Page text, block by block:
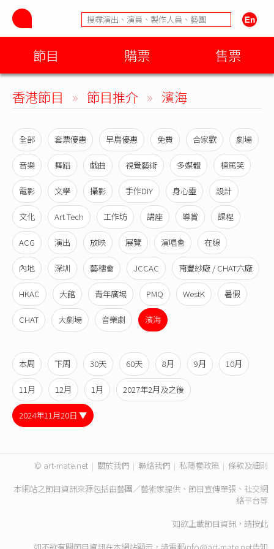
節目 購票 售票
香港節目 » 節目推介 » 濱海
全部 套票優惠 早鳥優惠 免費 合家歡 劇場
音樂 舞蹈 戲曲 視覺藝術 多媒體 棟篤笑
電影 文學 攝影 手作DIY 身心靈 設計
文化 Art Tech 工作坊 講座 導賞 課程
ACG 演出 放映 展覽 演唱會 在線
內地 深圳 藝穗會 JCCAC 南豐紗廠 / CHAT六廠
HKAC 大館 青年廣場 PMQ WestK 暑假
CHAT 大劇場 音樂劇 濱海
本周 下周 30天 60天 8月 9月 10月
11月 12月 1月 2027年2月及之後
2024年11月20日 ▼
© art-mate.net | 關於我們 | 聯絡我們 | 私隱權政策 | 條款及細則
本網站之節目資訊來源包括由藝團／藝術家提供、節目宣傳單張、社交網
絡平台等
如欲上載節目資訊，請按此